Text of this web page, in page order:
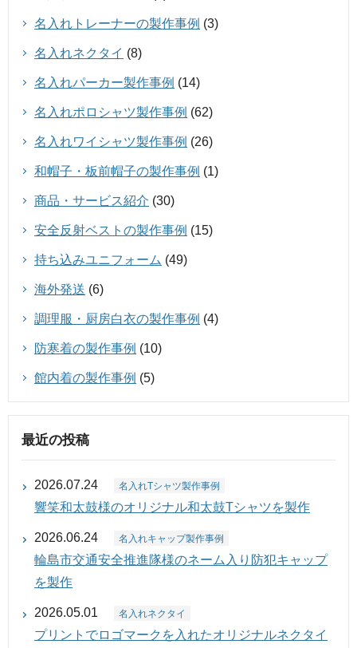
名入れトレーナーの製作事例 (3)
名入れネクタイ (8)
名入れパーカー製作事例 (14)
名入れポロシャツ製作事例 (62)
名入れワイシャツ製作事例 (26)
和帽子・板前帽子の製作事例 (1)
商品・サービス紹介 (30)
安全反射ベストの製作事例 (15)
持ち込みユニフォーム (49)
海外発送 (6)
調理服・厨房白衣の製作事例 (4)
防寒着の製作事例 (10)
館内着の製作事例 (5)
最近の投稿
2026.07.24 名入れTシャツ製作事例
響笑和太鼓様のオリジナル和太鼓Tシャツを製作
2026.06.24 名入れキャップ製作事例
輪島市交通安全推進隊様のネーム入り防犯キャップ
を製作
2026.05.01 名入れネクタイ
プリントでロゴマークを入れたオリジナルネクタイ